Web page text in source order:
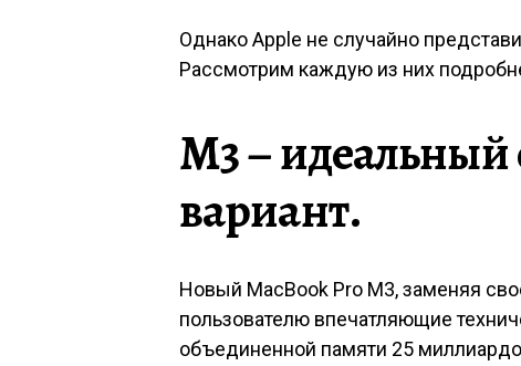
Однако Apple не случайно
Рассмотрим каждую из них
M3 –
вариант.
Новый MacBook Pro M3, заменяя
пользователю впечатляющие
объединенной памяти 25